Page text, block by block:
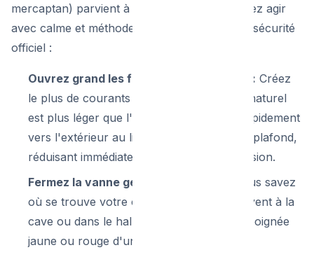
mercaptan) parvient à vos narines, vous devez agir
avec calme et méthode. Voici le protocole de sécurité
officiel :
Ouvrez grand les fenêtres et les portes : Créez
le plus de courants d'air possible. Le gaz naturel
est plus léger que l'air, il va s'échapper rapidement
vers l'extérieur au lieu de s'accumuler au plafond,
réduisant immédiatement le risque d'explosion.
Fermez la vanne générale de gaz :
Si vous savez
où se trouve votre compteur de gaz (souvent à la
cave ou dans le hall d'entrée), fermez la poignée
jaune ou rouge d'un quart de tour.